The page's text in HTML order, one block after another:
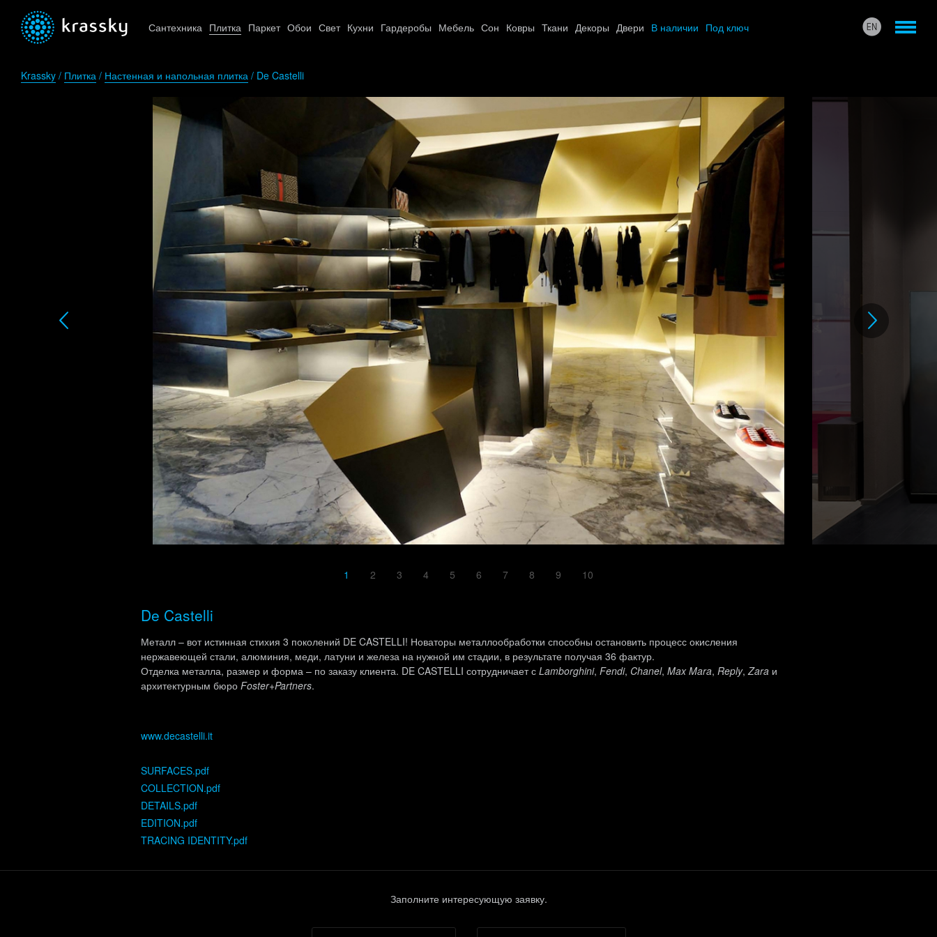
Сантехника Плитка Паркет Обои Свет Кухни Гардеробы Мебель Сон Ковры Ткани Декоры Двери В наличии Под ключ
Krassky / Плитка / Настенная и напольная плитка / De Castelli
1 2 3 4 5 6 7 8 9 10
De Castelli
Металл – вот истинная стихия 3 поколений DE CASTELLI! Новаторы металлообработки способны остановить процесс окисления
нержавеющей стали, алюминия, меди, латуни и железа на нужной им стадии, в результате получая 36 фактур.
Отделка металла, размер и форма – по заказу клиента. DE CASTELLI сотрудничает с Lamborghini, Fendi, Chanel, Max Mara, Reply,Zara и
архитектурным бюро Foster+Partners.
www.decastelli.it
SURFACES.pdf
COLLECTION.pdf
DETAILS.pdf
EDITION.pdf
TRACING IDENTITY.pdf
Заполните интересующую заявку.